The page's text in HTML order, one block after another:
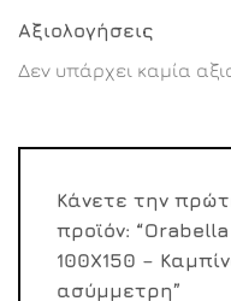
Αξιολογήσεις
Δεν υπάρχει καμία
Κάνετε την
προϊόν:
100X150 –
ασύμμετρη”